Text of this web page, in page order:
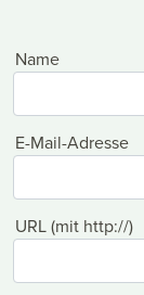
Name
E-Mail-Adresse
URL (mit http://)